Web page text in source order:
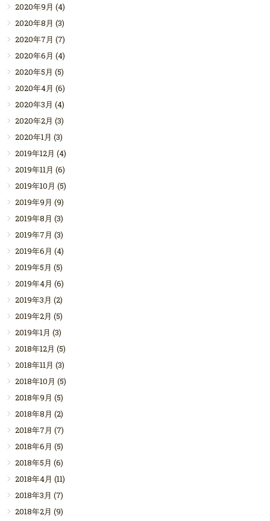
2020年9月 (4)
2020年8月 (3)
2020年7月 (7)
2020年6月 (4)
2020年5月 (5)
2020年4月 (6)
2020年3月 (4)
2020年2月 (3)
2020年1月 (3)
2019年12月 (4)
2019年11月 (6)
2019年10月 (5)
2019年9月 (9)
2019年8月 (3)
2019年7月 (3)
2019年6月 (4)
2019年5月 (5)
2019年4月 (6)
2019年3月 (2)
2019年2月 (5)
2019年1月 (3)
2018年12月 (5)
2018年11月 (3)
2018年10月 (5)
2018年9月 (5)
2018年8月 (2)
2018年7月 (7)
2018年6月 (5)
2018年5月 (6)
2018年4月 (11)
2018年3月 (7)
2018年2月 (9)